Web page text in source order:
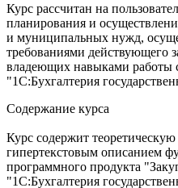
Курс рассчитан на
планирования и
и муниципальных нужд,
требованиями действующего
владеющих навыками работы
"1С:Бухгалтерия
Содержание курса
Курс содержит
гипертекстовым описанием
программного продукта
"1С:Бухгалтерия